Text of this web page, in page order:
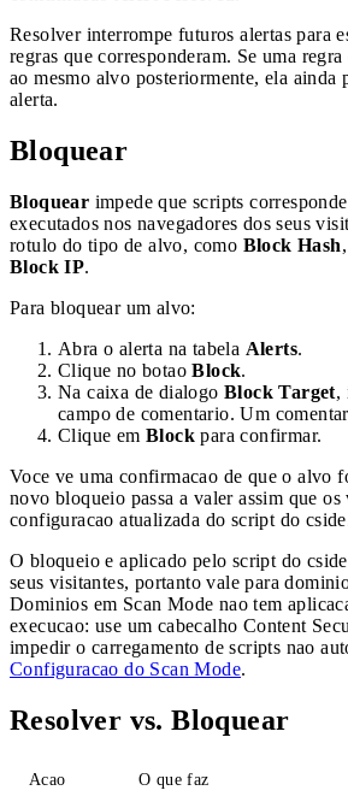
Resolver interrompe futuros alertas para
regras que corresponderam. Se uma
ao mesmo alvo posteriormente, ela ainda
alerta.
Bloquear
Bloquear impede que scripts
executados nos navegadores dos seus
rotulo do tipo de alvo, como Block Hash
Block IP.
Para bloquear um alvo:
Abra o alerta na tabela Alerts.
Clique no botaoBlock.
Na caixa de dialogo Block Target,
campo de comentario. Um
Clique em Block para confirmar.
Voce ve uma confirmacao de que o alvo
novo bloqueio passa a valer assim que os
configuracao atualizada do script do
O bloqueio e aplicado pelo script do
seus visitantes, portanto vale para
Dominios em Scan Mode nao tem
execucao: use um cabecalho Content
impedir o carregamento de scripts nao
Configuracao do Scan Mode.
Resolver vs. Bloquear
Acao O que faz